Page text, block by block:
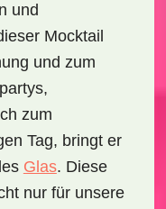
und
Mocktail
und zum
zum
Tag, bringt er
Glas. Diese
nur für unsere